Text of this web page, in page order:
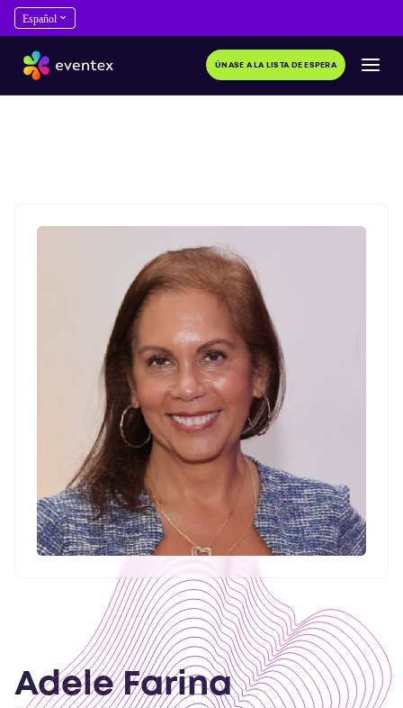
ÚNASE A LA LISTA DE ESPERA
Adele Farina